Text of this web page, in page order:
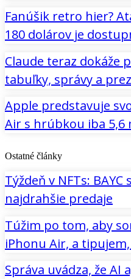
Fanúšik retro hier?
180 dolárov je
Claude teraz dokáže
tabuľky, správy a
Apple predstavuje
Air s hrúbkou iba 5,6
Ostatné články
Týždeň v NFTs:
najdrahšie predaje
Túžim po tom, aby
iPhonu Air, a
Správa uvádza, že AI